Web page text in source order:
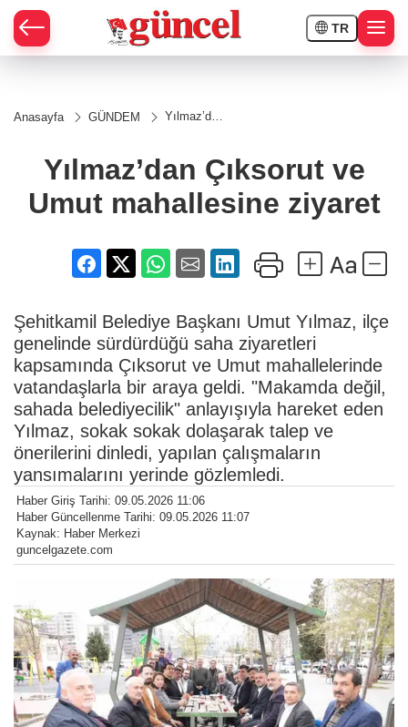
TR
Anasayfa GÜNDEM
Yılmaz’dan
mahallesine
ziyaret
Yılmaz’dan Çıksorut ve
Umut mahallesine ziyaret
Şehitkamil Belediye Başkanı Umut Yılmaz, ilçe
genelinde sürdürdüğü saha ziyaretleri
kapsamında Çıksorut ve Umut mahallelerinde
vatandaşlarla bir araya geldi. "Makamda değil,
sahada belediyecilik" anlayışıyla hareket eden
Yılmaz, sokak sokak dolaşarak talep ve
önerilerini dinledi, yapılan çalışmaların
yansımalarını yerinde gözlemledi.
Haber Giriş Tarihi: 09.05.2026 11:06
Haber Güncellenme Tarihi: 09.05.2026 11:07
Kaynak: Haber Merkezi
guncelgazete.com